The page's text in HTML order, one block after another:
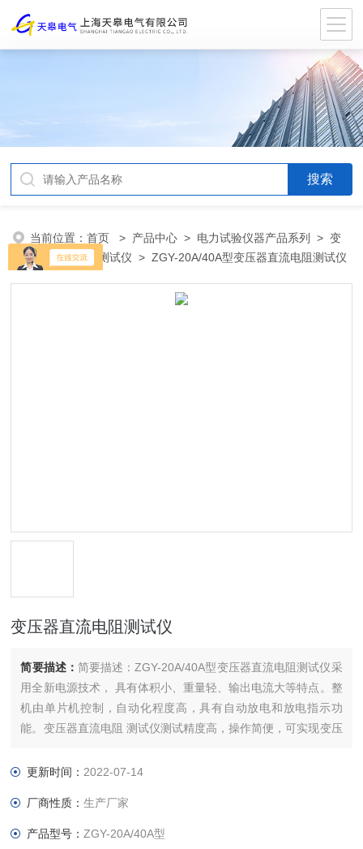
当前位置：首页 > 产品中心 > 电力试验仪器产品系列 >变
压器直流电阻测试仪 > ZGY-20A/40A型变压器直流电阻测试仪
变压器直流电阻测试仪
简要描述： 简要描述：ZGY-20A/40A型变压器直流电阻测试仪采
用全新电源技术， 具有体积小、重量轻、输出电流大等特点。整
机由单片机控制，自动化程度高，具有自动放电和放电指示功
能。变压器直流电阻 测试仪测试精度高，操作简便，可实现变压
更新时间： 2022-07-14
厂商性质：生产厂家
产品型号：ZGY-20A/40A型